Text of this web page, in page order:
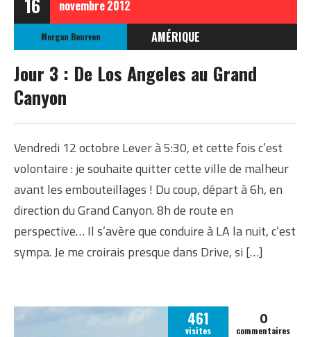
novembre2012
Morgan Bourven
AMÉRIQUE
ÉTATS-UNIS
Jour 3 : De Los Angeles au Grand
Canyon
Vendredi 12 octobre Lever à 5:30, et cette fois c’est
volontaire : je souhaite quitter cette ville de malheur
avant les embouteillages ! Du coup, départ à 6h, en
direction du Grand Canyon. 8h de route en
perspective… Il s’avère que conduire à LA la nuit, c’est
sympa. Je me croirais presque dans Drive, si […]
461
visites
0
commentaires